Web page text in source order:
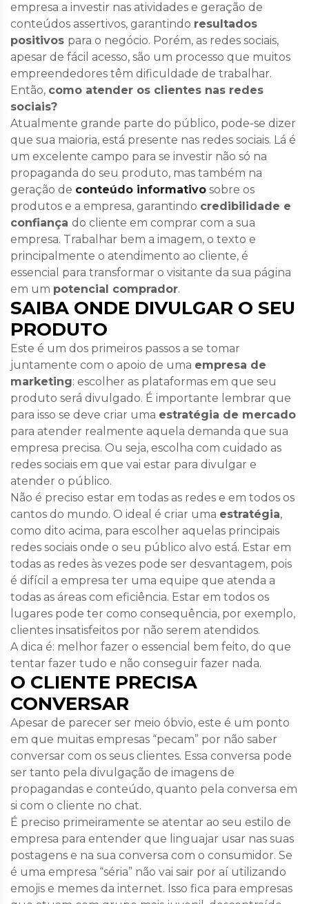
empresa a investir nas atividades e geração de
conteúdos assertivos, garantindo resultados
positivos para o negócio. Porém, as redes sociais,
apesar de fácil acesso, são um processo que muitos
empreendedores têm dificuldade de trabalhar.
Então, como atender os clientes nas redes
sociais?
Atualmente grande parte do público, pode-se dizer
que sua maioria, está presente nas redes sociais. Lá é
um excelente campo para se investir não só na
propaganda do seu produto, mas também na
geração de conteúdo informativo sobre os
produtos e a empresa, garantindo credibilidade e
confiança do cliente em comprar com a sua
empresa. Trabalhar bem a imagem, o texto e
principalmente o atendimento ao cliente, é
essencial para transformar o visitante da sua página
em um potencial comprador.
SAIBA ONDE DIVULGAR O SEU
PRODUTO
Este é um dos primeiros passos a se tomar
juntamente com o apoio de uma empresa de
marketing: escolher as plataformas em que seu
produto será divulgado. É importante lembrar que
para isso se deve criar uma estratégia de mercado
para atender realmente aquela demanda que sua
empresa precisa. Ou seja, escolha com cuidado as
redes sociais em que vai estar para divulgar e
atender o público.
Não é preciso estar em todas as redes e em todos os
cantos do mundo. O ideal é criar uma estratégia,
como dito acima, para escolher aquelas principais
redes sociais onde o seu público alvo está. Estar em
todas as redes às vezes pode ser desvantagem, pois
é difícil a empresa ter uma equipe que atenda a
todas as áreas com eficiência. Estar em todos os
lugares pode ter como consequência, por exemplo,
clientes insatisfeitos por não serem atendidos.
A dica é: melhor fazer o essencial bem feito, do que
tentar fazer tudo e não conseguir fazer nada.
O CLIENTE PRECISA
CONVERSAR
Apesar de parecer ser meio óbvio, este é um ponto
em que muitas empresas “pecam” por não saber
conversar com os seus clientes. Essa conversa pode
ser tanto pela divulgação de imagens de
propagandas e conteúdo, quanto pela conversa em
si com o cliente no chat.
É preciso primeiramente se atentar ao seu estilo de
empresa para entender que linguajar usar nas suas
postagens e na sua conversa com o consumidor. Se
é uma empresa “séria” não vai sair por aí utilizando
emojis e memes da internet. Isso fica para empresas